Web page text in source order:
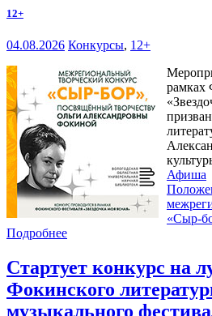
12+
04.08.2026 Конкурсы, 12+
рамках
Афиша
«Сыр-
Подробнее
Стартует конкурс на
Фокинского
музыкального